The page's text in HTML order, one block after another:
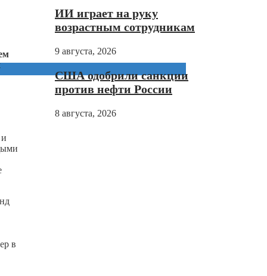
в
ИИ играет на руку
возрастным сотрудникам
9 августа, 2026
США одобрили санкции
против нефти России
8 августа, 2026